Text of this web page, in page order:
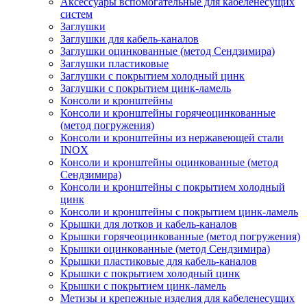
систем
Заглушки
Заглушки для кабель-каналов
Заглушки оцинкованные (метод Сендзимира)
Заглушки пластиковые
Заглушки с покрытием холодный цинк
Заглушки с покрытием цинк-ламель
Консоли и кронштейны
Консоли и кронштейны горячеоцинкованные
(метод погружения)
Консоли и кронштейны из нержавеющей стали
INOX
Консоли и кронштейны оцинкованные (метод
Сендзимира)
Консоли и кронштейны с покрытием холодный
цинк
Консоли и кронштейны с покрытием цинк-ламель
Крышки для лотков и кабель-каналов
Крышки горячеоцинкованные (метод погружения)
Крышки оцинкованные (метод Сендзимира)
Крышки пластиковые для кабель-каналов
Крышки с покрытием холодный цинк
Крышки с покрытием цинк-ламель
Метизы и крепежные изделия для кабеленесущих